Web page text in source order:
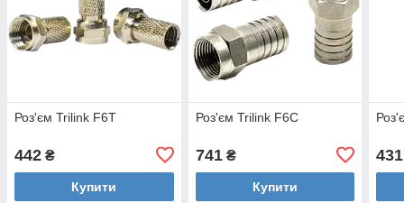
Роз'єм Trilink F6T
442 ₴
Купити
Роз'єм Trilink F6C
741₴
Купити
431